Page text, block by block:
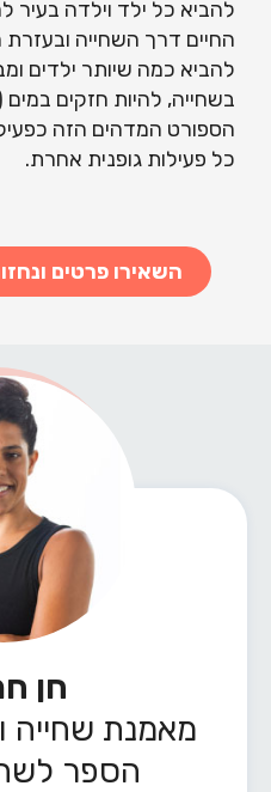
להביא כל ילד וילדה בעיר
החיים דרך השחייה
להביא כמה שיותר ילדים
בשחייה, להיות חזקים
הספורט המדהים הזה
כל פעילות גופנית אחרת.
השאירו פרטים
חן
מאמנת שחייה
הספר